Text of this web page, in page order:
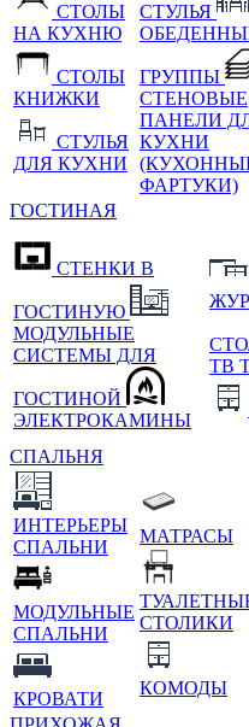
СТОЛЫ
НА КУХНЮ
СТОЛЫ
КНИЖКИ
СТУЛЬЯ
ДЛЯ КУХНИ
СТУЛЬЯ
ГРУППЫ
СТЕНОВЫЕ
ПАНЕЛИ
КУХНИ
ФАРТУКИ)
ГОСТИНАЯ
СТЕНКИ В
ГОСТИНУЮ
МОДУЛЬНЫЕ
СИСТЕМЫ ДЛЯ
ГОСТИНОЙ
ЭЛЕКТРОКАМИНЫ
ТВ
СПАЛЬНЯ
ИНТЕРЬЕРЫ
СПАЛЬНИ
МОДУЛЬНЫЕ
СПАЛЬНИ
КРОВАТИ
МАТРАСЫ
СТОЛИКИ
КОМОДЫ